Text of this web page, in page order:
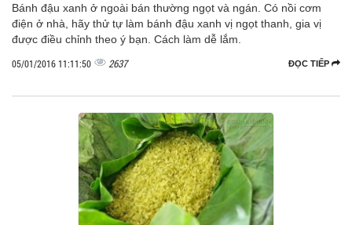
Bánh đậu xanh ở ngoài bán thường ngọt và ngán. Có nồi cơm
điện ở nhà, hãy thử tự làm bánh đậu xanh vị ngọt thanh, gia vị
được điều chỉnh theo ý bạn. Cách làm dễ lắm.
ĐỌC TIẾP
05/01/2016 11:11:50 2637